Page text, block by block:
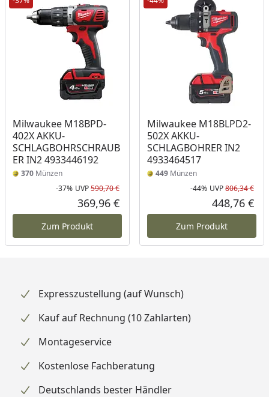
Milwaukee M18BPD-
402X AKKU-
SCHLAGBOHRSCHRAUB
ER IN2 4933446192
370 Münzen
Rabatt in Prozent
-37%
Ursprünglicher Preis
UVP590,70 €
Aktueller Preis
369,96 €
Zum Produkt
Milwaukee M18BLPD2-
502X AKKU-
SCHLAGBOHRER IN2
4933464517
449Münzen
-44% UVP806,34 €
448,76 €
Zum Produkt
Expresszustellung (auf Wunsch)
Kauf auf Rechnung (10 Zahlarten)
Montageservice
Kostenlose Fachberatung
Deutschlands bester Händler